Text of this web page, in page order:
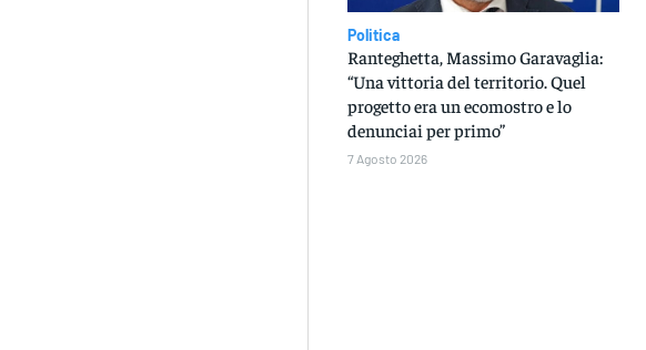
Politica
Ranteghetta, Massimo Garavaglia:
“Una vittoria del territorio. Quel
progetto era un ecomostro e lo
denunciai per primo”
7 Agosto 2026